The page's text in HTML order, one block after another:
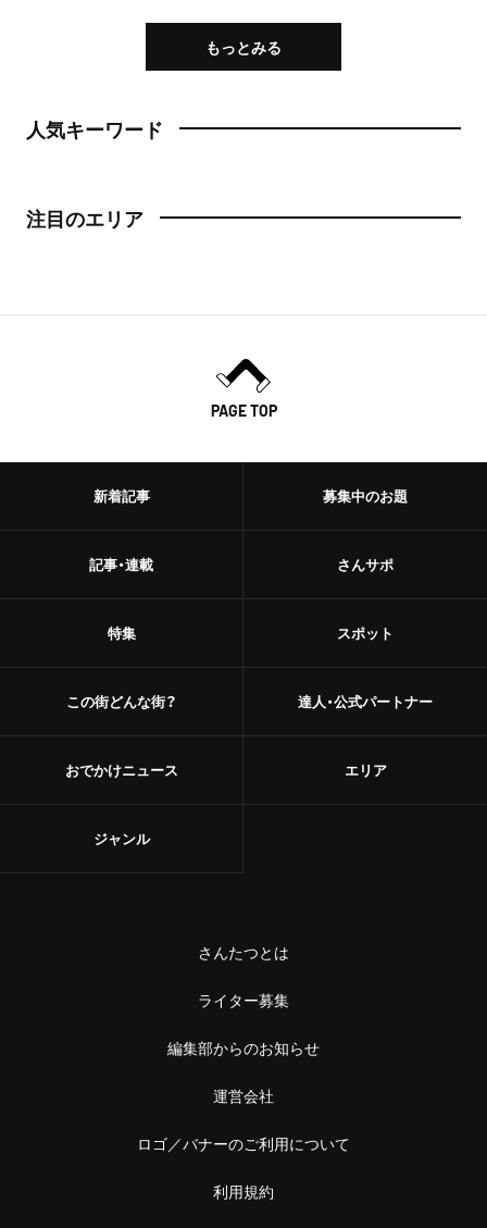
もっとみる
人気キーワード
注目のエリア
PAGE TOP
新着記事
記事・連載
特集
この街どんな街？
おでかけニュース
募集中のお題
さんサポ
スポット
達人・公式パートナー
エリア
ジャンル
さんたつとは
ライター募集
編集部からのお知らせ
運営会社
ロゴ／バナーのご利用について
利用規約